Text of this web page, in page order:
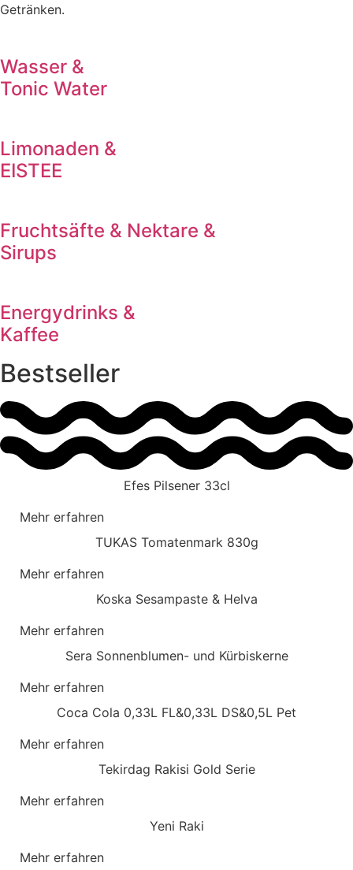
Getränken.
Wasser &
Tonic Water
Limonaden &
EISTEE
Fruchtsäfte & Nektare &
Sirups
Energydrinks &
Kaffee
Bestseller
Efes Pilsener 33cl
Mehr erfahren
TUKAS Tomatenmark 830g
Mehr erfahren
Koska Sesampaste & Helva
Mehr erfahren
Sera Sonnenblumen- und Kürbiskerne
Mehr erfahren
Coca Cola 0,33L FL&0,33L DS&0,5L Pet
Mehr erfahren
Tekirdag Rakisi Gold Serie
Mehr erfahren
Yeni Raki
Mehr erfahren